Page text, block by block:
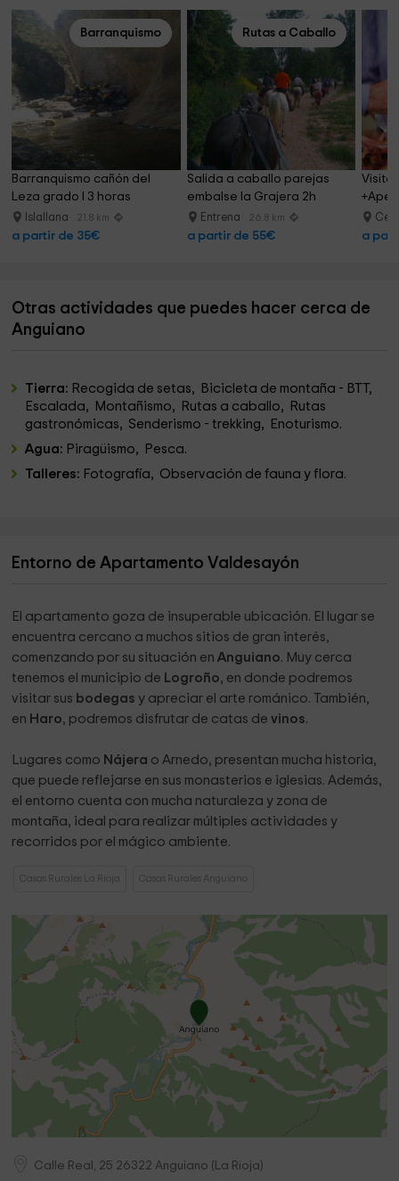
Barranquismo
Barranquismo cañón del
Leza grado I 3 horas
Islallana 21.8 km
a partir de 35€
Rutas a Caballo
Salida a caballo parejas
embalse la Grajera 2h
Entrena 26.8 km
a partir de 55€
Visita
a
Otras actividades que puedes hacer cerca de
Anguiano
Tierra: Recogida de setas, Bicicleta de montaña - BTT,
Escalada, Montañismo, Rutas a caballo, Rutas
gastronómicas, Senderismo - trekking, Enoturismo.
Agua: Piragüismo, Pesca.
Talleres: Fotografía, Observación de fauna y flora.
Entorno de Apartamento Valdesayón
El apartamento goza de insuperable ubicación. El lugar se
encuentra cercano a muchos sitios de gran interés,
comenzando por su situación enAnguiano. Muy cerca
tenemos el municipio de Logroño, en donde podremos
visitar sus bodegas y apreciar el arte románico. También,
en Haro, podremos disfrutar de catas devinos.
Lugares como Nájera o Arnedo, presentan mucha historia,
que puede reflejarse en sus monasterios e iglesias. Además,
el entorno cuenta con mucha naturaleza y zona de
montaña, ideal para realizar múltiples actividades y
recorridos por el mágico ambiente.
Casas Rurales La Rioja Casas Rurales Anguiano
Calle Real, 25 26322 Anguiano ( La Rioja)